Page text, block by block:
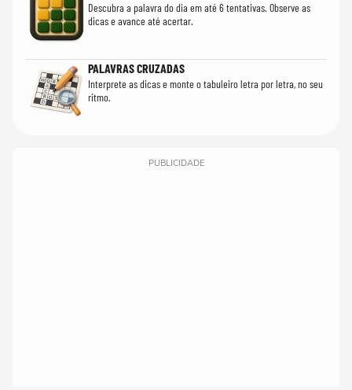
Descubra a palavra do dia em até 6 tentativas. Observe as
dicas e avance até acertar.
PALAVRAS CRUZADAS
Interprete as dicas e monte o tabuleiro letra por letra, no seu
ritmo.
PUBLICIDADE